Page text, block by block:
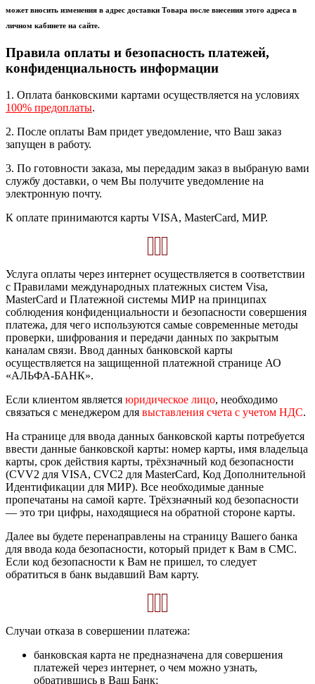
может вносить изменения в адрес доставки Товара после внесения этого адреса в
личном кабинете на сайте.
Правила оплаты и безопасность платежей,
конфиденциальность информации
1. Оплата банковскими картами осуществляется на условиях
100% предоплаты.
2. После оплаты Вам придет уведомление, что Ваш заказ
запущен в работу.
3. По готовности заказа, мы передадим заказ в выбраную вами
службу доставки, о чем Вы получите уведомление на
электронную почту.
К оплате принимаются карты VISA, MasterCard, МИР.
Услуга оплаты через интернет осуществляется в соответствии
с Правилами международных платежных систем Visa,
MasterCard и Платежной системы МИР на принципах
соблюдения конфиденциальности и безопасности совершения
платежа, для чего используются самые современные методы
проверки, шифрования и передачи данных по закрытым
каналам связи. Ввод данных банковской карты
осуществляется на защищенной платежной странице АО
«АЛЬФА-БАНК».
Если клиентом является юридическое лицо, необходимо
связаться с менеджером для выставления счета с учетом НДС.
На странице для ввода данных банковской карты потребуется
ввести данные банковской карты: номер карты, имя владельца
карты, срок действия карты, трёхзначный код безопасности
(CVV2 для VISA, CVC2 для MasterCard, Код Дополнительной
Идентификации для МИР). Все необходимые данные
пропечатаны на самой карте. Трёхзначный код безопасности
— это три цифры, находящиеся на обратной стороне карты.
Далее вы будете перенаправлены на страницу Вашего банка
для ввода кода безопасности, который придет к Вам в СМС.
Если код безопасности к Вам не пришел, то следует
обратиться в банк выдавший Вам карту.
Случаи отказа в совершении платежа:
банковская карта не предназначена для совершения
платежей через интернет, о чем можно узнать,
обратившись в Ваш Банк;